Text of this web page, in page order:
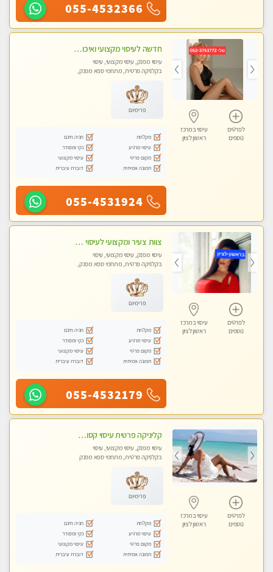
055-4532366
לפרטים
נוספים
עיסוי במרכז
ראשון לציון
חדשה לעיסוי מקצועי ואיכותי מומלץ מאוד!! ממתינה לך שתגיע בוא ותבין מזה עיסוי מפנק …
עיסוי מפנק, עיסוי מקצועי, עיסוי
בקלניקה פרטית, מתחמי ספא מפנק,
פרימיום
מקלחת
חניה חינם
עיסוי מרגיע
נקי ומסודר
מקום פרטי
עיסוי מקצועי
תמונה אמיתית
דוברת עיברית
055-4531924
לפרטים
נוספים
עיסוי במרכז
ראשון לציון
צוות צעיר ומקצועי לעיסוי VIP בקליניקה מפוארת באווירה חמה ונעימה מומלץ ביותר! חוויה מפנקת מאוד ... ללא מין !!
עיסוי מפנק, עיסוי מקצועי, עיסוי
בקלניקה פרטית, מתחמי ספא מפנק,
פרימיום
מקלחת
חניה חינם
עיסוי מרגיע
נקי ומסודר
מקום פרטי
עיסוי מקצועי
תמונה אמיתית
דוברת עיברית
055-4532179
לפרטים
נוספים
עיסוי במרכז
ראשון לציון
קליניקה פרטית עיסוי קסום איכותי ומרגיע מידי זהב עיסוי שבדי קלאסי ורפלקסולוגיה שרות מקצועי טל-052-4818650
עיסוי מפנק, עיסוי מקצועי, עיסוי
בקלניקה פרטית, מתחמי ספא מפנק
פרימיום
מקלחת
חניה חינם
עיסוי מרגיע
נקי ומסודר
מקום פרטי
עיסוי מקצועי
תמונה אמיתית
דוברת עיברית